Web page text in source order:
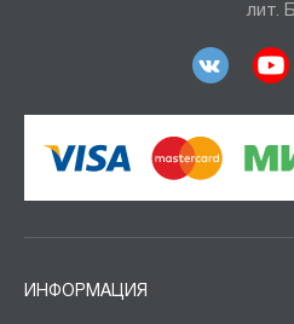
лит. Б
ИНФОРМАЦИЯ